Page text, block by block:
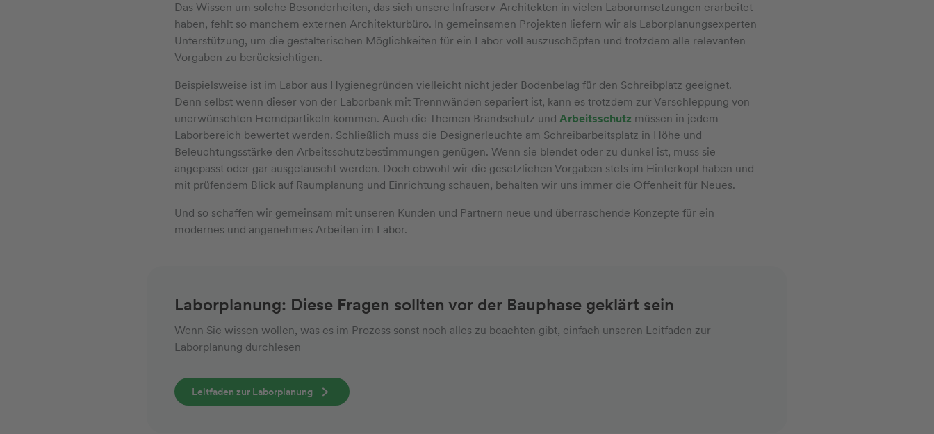
Das Wissen um solche Besonderheiten, das sich unsere Infraserv-Architekten in vielen Laborumsetzungen erarbeitet
haben, fehlt so manchem externen Architekturbüro. In gemeinsamen Projekten liefern wir als Laborplanungsexperten
Unterstützung, um die gestalterischen Möglichkeiten für ein Labor voll auszuschöpfen und trotzdem alle relevanten
Vorgaben zu berücksichtigen.
Beispielsweise ist im Labor aus Hygienegründen vielleicht nicht jeder Bodenbelag für den Schreibplatz geeignet.
Denn selbst wenn dieser von der Laborbank mit Trennwänden separiert ist, kann es trotzdem zur Verschleppung von
unerwünschten Fremdpartikeln kommen. Auch die Themen Brandschutz und Arbeitsschutz müssen in jedem
Laborbereich bewertet werden. Schließlich muss die Designerleuchte am Schreibarbeitsplatz in Höhe und
Beleuchtungsstärke den Arbeitsschutzbestimmungen genügen. Wenn sie blendet oder zu dunkel ist, muss sie
angepasst oder gar ausgetauscht werden. Doch obwohl wir die gesetzlichen Vorgaben stets im Hinterkopf haben und
mit prüfendem Blick auf Raumplanung und Einrichtung schauen, behalten wir uns immer die Offenheit für Neues.
Und so schaffen wir gemeinsam mit unseren Kunden und Partnern neue und überraschende Konzepte für ein
modernes und angenehmes Arbeiten im Labor.
Laborplanung: Diese Fragen sollten vor der Bauphase geklärt sein
Wenn Sie wissen wollen, was es im Prozess sonst noch alles zu beachten gibt, einfach unseren Leitfaden zur
Laborplanung durchlesen
Leitfaden zur Laborplanung